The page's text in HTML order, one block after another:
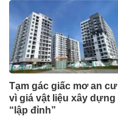
Tạm gác giấc mơ an cư
vì giá vật liệu xây dựng
“lập đỉnh”